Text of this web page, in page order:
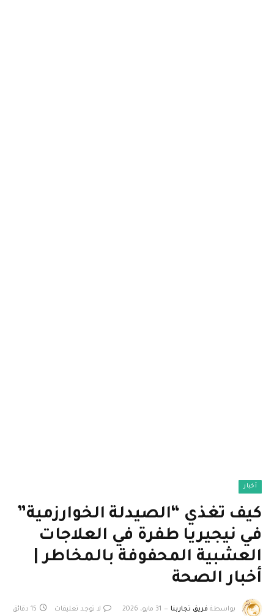
أخبار
كيف تغذي “الصيدلة الخوارزمية”
في نيجيريا طفرة في العلاجات
العشبية المحفوفة بالمخاطر |
أخبار الصحة
بواسطة فريق تجاربنا 31 مايو، 2026 لا توجد تعليقات 15 دقائق